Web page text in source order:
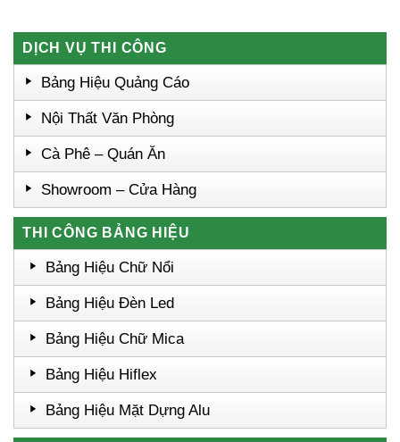
DỊCH VỤ THI CÔNG
Bảng Hiệu Quảng Cáo
Nội Thất Văn Phòng
Cà Phê – Quán Ăn
Showroom – Cửa Hàng
THI CÔNG BẢNG HIỆU
Bảng Hiệu Chữ Nổi
Bảng Hiệu Đèn Led
Bảng Hiệu Chữ Mica
Bảng Hiệu Hiflex
Bảng Hiệu Mặt Dựng Alu